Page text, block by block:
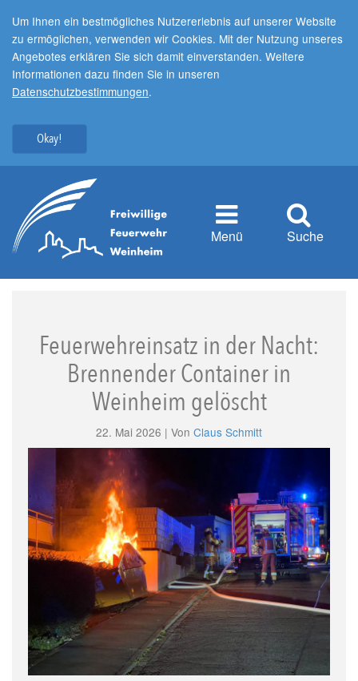
Um Ihnen ein bestmögliches Nutzererlebnis auf unserer Website
zu ermöglichen, verwenden wir Cookies. Mit der Nutzung unseres
Angebotes erklären Sie sich damit einverstanden. Weitere
Informationen dazu finden Sie in unseren
Datenschutzbestimmungen.
Okay!
Menü Suche
Feuerwehreinsatz in der Nacht:
Brennender Container in
Weinheim gelöscht
22. Mai 2026 | Von Claus Schmitt